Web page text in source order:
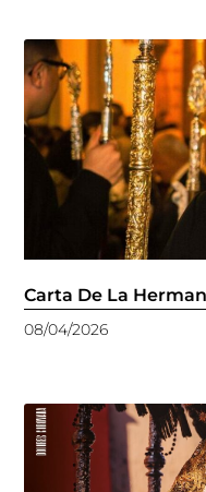
Carta De La
08/04/2026